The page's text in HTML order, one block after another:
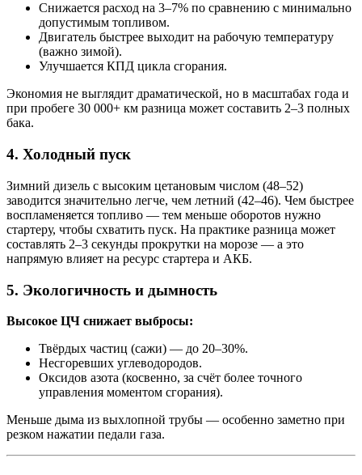
Снижается расход на 3–7% по сравнению с минимально
допустимым топливом.
Двигатель быстрее выходит на рабочую температуру
(важно зимой).
Улучшается КПД цикла сгорания.
Экономия не выглядит драматической, но в масштабах года и
при пробеге 30 000+ км разница может составить 2–3 полных
бака.
4. Холодный пуск
Зимний дизель с высоким цетановым числом (48–52)
заводится значительно легче, чем летний (42–46). Чем быстрее
воспламеняется топливо — тем меньше оборотов нужно
стартеру, чтобы схватить пуск. На практике разница может
составлять 2–3 секунды прокрутки на морозе — а это
напрямую влияет на ресурс стартера и АКБ.
5. Экологичность и дымность
Высокое ЦЧ снижает выбросы:
Твёрдых частиц (сажи) — до 20–30%.
Несгоревших углеводородов.
Оксидов азота (косвенно, за счёт более точного
управления моментом сгорания).
Меньше дыма из выхлопной трубы — особенно заметно при
резком нажатии педали газа.